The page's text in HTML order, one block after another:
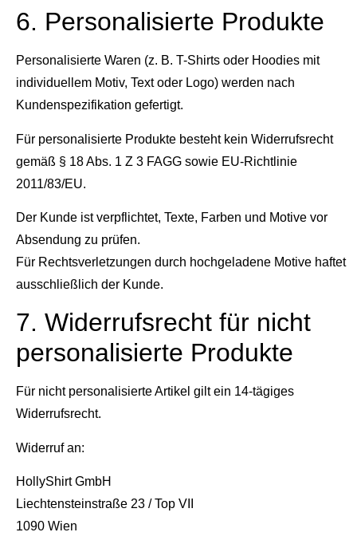
6. Personalisierte Produkte
Personalisierte Waren (z. B. T-Shirts oder Hoodies mit
individuellem Motiv, Text oder Logo) werden nach
Kundenspezifikation gefertigt.
Für personalisierte Produkte besteht kein Widerrufsrecht
gemäß § 18 Abs. 1 Z 3 FAGG sowie EU-Richtlinie
2011/83/EU.
Der Kunde ist verpflichtet, Texte, Farben und Motive vor
Absendung zu prüfen.
Für Rechtsverletzungen durch hochgeladene Motive haftet
ausschließlich der Kunde.
7. Widerrufsrecht für nicht
personalisierte Produkte
Für nicht personalisierte Artikel gilt ein 14-tägiges
Widerrufsrecht.
Widerruf an:
HollyShirt GmbH
Liechtensteinstraße 23 / Top VII
1090 Wien